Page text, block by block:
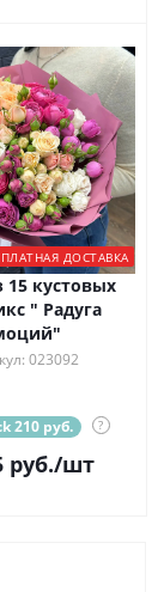
ДОСТАВКА
15 кустовых
" Радуга
023092
210 руб. ?
руб./шт